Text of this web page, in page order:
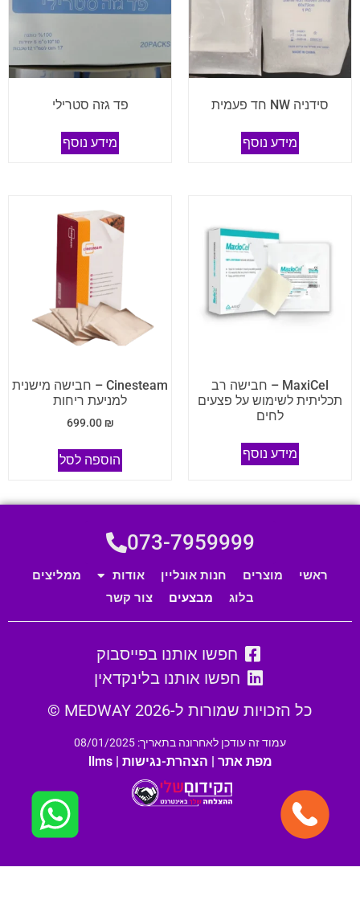
סידניה NW חד פעמית
מידע נוסף
פד גזה סטרילי
מידע נוסף
MaxiCel – חבישה רב
תכליתית לשימוש על פצעים
לחים
מידע נוסף
Cinesteam – חבישה מישנית
למניעת ריחות
699.00₪
הוספה לסל
073-7959999
ראשי מוצרים חנות אונליין אודות
ממליצים
בלוג
מבצעים צור קשר
חפשו אותנו בפייסבוק
חפשו אותנו בלינקדאין
כל הזכויות שמורות ל-MEDWAY 2026 ©
עמוד זה עודכן לאחרונה בתאריך: 08/01/2025
מפת אתר | הצהרת-נגישות |
llms